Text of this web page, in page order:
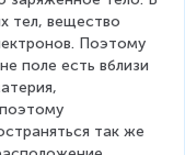
тел, вещество
Поэтому
поле есть вблизи
так же